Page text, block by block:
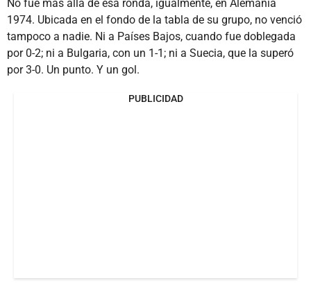
No fue más allá de esa ronda, igualmente, en Alemania
1974. Ubicada en el fondo de la tabla de su grupo, no venció
tampoco a nadie. Ni a Países Bajos, cuando fue doblegada
por 0-2; ni a Bulgaria, con un 1-1; ni a Suecia, que la superó
por 3-0. Un punto. Y un gol.
PUBLICIDAD